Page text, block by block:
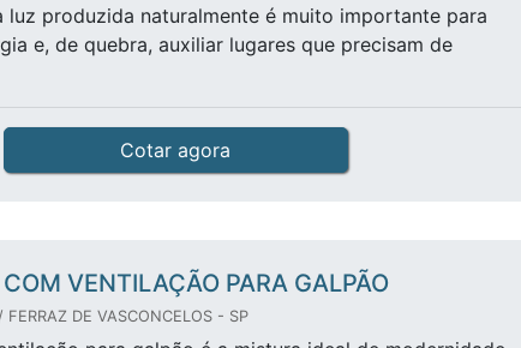
luz produzida naturalmente é muito importante para
e, de quebra, auxiliar lugares que precisam de
Cotar agora
VENTILAÇÃO PARA GALPÃO
FERRAZ DE VASCONCELOS - SP